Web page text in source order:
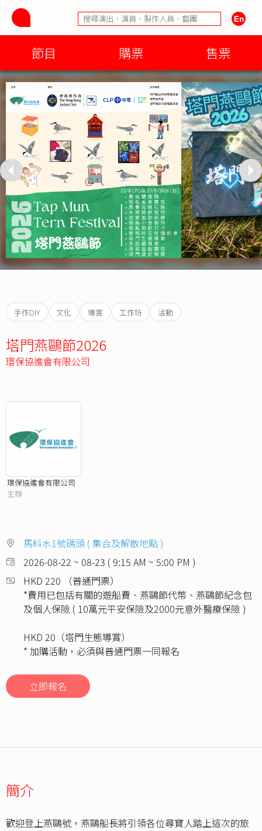
節目 購票 售票
手作DIY 文化 導賞 工作坊 活動
塔門燕鷗節2026
環保協進會有限公司
環保協進會有限公司
主辦
馬料水1號碼頭 ( 集合及解散地點 )
2026-08-22 ~ 08-23 ( 9:15 AM ~ 5:00 PM )
HKD 220 （普通門票）
*費用已包括有關的遊船費、燕鷗節代幣、燕鷗節紀念包
及個人保險 ( 10萬元平安保險及2000元意外醫療保險 )
HKD 20（塔門生態導賞）
* 加購活動，必須與普通門票一同報名
立即報名
簡介
歡迎登上燕鷗號，燕鷗船長將引領各位尋寶人踏上這次的旅